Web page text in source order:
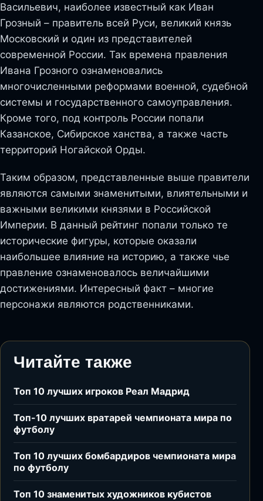
Васильевич, наиболее известный как Иван
Грозный – правитель всей Руси, великий князь
Московский и один из представителей
современной России. Так времена правления
Ивана Грозного ознаменовались
многочисленными реформами военной, судебной
системы и государственного самоуправления.
Кроме того, под контроль России попали
Казанское, Сибирское ханства, а также часть
территорий Ногайской Орды.
Таким образом, представленные выше правители
являются самыми знаменитыми, влиятельными и
важными великими князями в Российской
Империи. В данный рейтинг попали только те
исторические фигуры, которые оказали
наибольшее влияние на историю, а также чье
правление ознаменовалось величайшими
достижениями. Интересный факт – многие
персонажи являются родственниками.
Читайте также
Топ 10 лучших игроков Реал Мадрид
Топ-10 лучших вратарей чемпионата мира по
футболу
Топ 10 лучших бомбардиров чемпионата мира
по футболу
Топ 10 знаменитых художников кубистов